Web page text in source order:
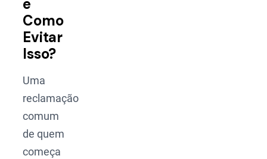
e
Como
Evitar
Isso?
Uma
reclamação
comum
de quem
começa